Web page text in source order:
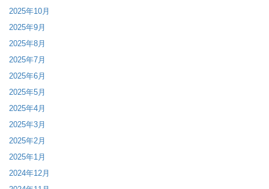
2025年10月
2025年9月
2025年8月
2025年7月
2025年6月
2025年5月
2025年4月
2025年3月
2025年2月
2025年1月
2024年12月